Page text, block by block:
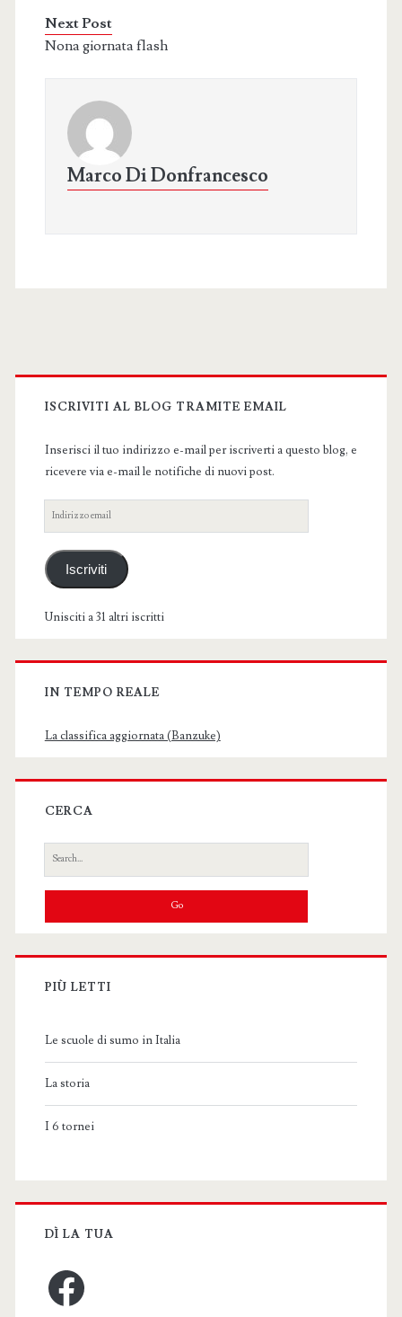
Next Post
Nona giornata flash
Marco Di Donfrancesco
Primary
Sidebar
ISCRIVITI AL BLOG TRAMITE EMAIL
Inserisci il tuo indirizzo e-mail per iscriverti a questo blog, e
ricevere via e-mail le notifiche di nuovi post.
Indirizzo
email
Iscriviti
Unisciti a 31 altri iscritti
IN TEMPO REALE
La classifica aggiornata (Banzuke)
CERCA
Search
for:
PIÙ LETTI
Le scuole di sumo in Italia
La storia
I 6 tornei
DÌ LA TUA
Facebook